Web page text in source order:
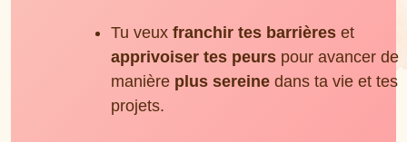
Tu veux franchir tes barrièreset
apprivoiser tes peurspour avancer de
manière plus sereinedans ta vie et tes
projets.